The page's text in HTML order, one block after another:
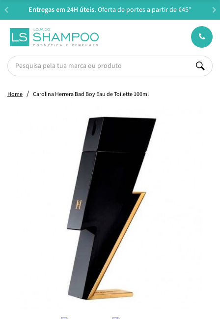
Entregas em 24H úteis. Oferta de portes a partir de €45*
Home Carolina Herrera Bad Boy Eau de Toilette 100ml